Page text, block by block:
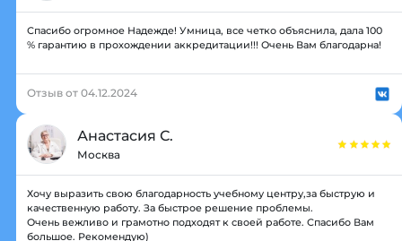
Спасибо огромное Надежде! Умница, все четко объяснила, дала 100
% гарантию в прохождении аккредитации!!! Очень Вам благодарна!
Отзыв от 04.12.2024
Анастасия С.
Москва
Хочу выразить свою благодарность учебному центру,за быструю и
качественную работу. За быстрое решение проблемы.
Очень вежливо и грамотно подходят к своей работе. Спасибо Вам
большое. Рекомендую)